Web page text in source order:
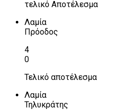
τελικό Αποτέλεσμα
Λαμία
Πρόοδος
4
0
Τελικό αποτέλεσμα
Λαμία
Τηλυκράτης